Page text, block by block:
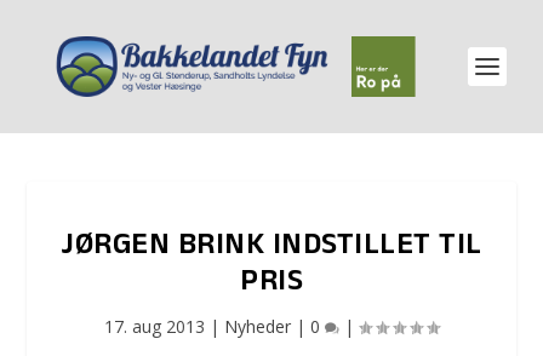
JØRGEN BRINK INDSTILLET TIL
PRIS
17. aug 2013 | Nyheder | 0 |